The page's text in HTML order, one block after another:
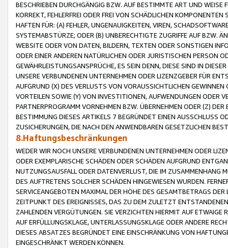
BESCHRIEBEN DURCHGÄNGIG BZW. AUF BESTIMMTE ART UND
KORREKT, FEHLERFREI ODER FREI VON SCHÄDLICHEN
HAFTEN FÜR: (A) FEHLER, UNGENAUIGKEITEN, VIREN,
SYSTEMABSTÜRZE; ODER (B) UNBERECHTIGTE ZUGRIFFE AUF BZW.
WEBSITE ODER VON DATEN, BILDERN, TEXTEN ODER SONSTIGEN
ODER EINER ANDEREN NATÜRLICHEN ODER JURISTISCHEN PERSON
GEWÄHRLEISTUNGSANSPRÜCHE, ES SEIN DENN, DIESE SIND IN
UNSERE VERBUNDENEN UNTERNEHMEN ODER LIZENZGEBER FÜR
AUFGRUND (X) DES VERLUSTS VON VORAUSSICHTLICHEN
VORTEILEN SOWIE (Y) VON INVESTITIONEN, AUFWENDUNGEN ODER
PARTNERPROGRAMM VORNEHMEN BZW. ÜBERNEHMEN ODER (Z)
BESTIMMUNG DIESES ARTIKELS 7 BEGRÜNDET EINEN AUSSCHLUSS
ZUSICHERUNGEN, DIE NACH DEN ANWENDBAREN GESETZLICHEN
8.Haftungsbeschränkungen
WEDER WIR NOCH UNSERE VERBUNDENEN UNTERNEHMEN ODER
ODER EXEMPLARISCHE SCHÄDEN ODER SCHÄDEN AUFGRUND
NUTZUNGSAUSFALL ODER DATENVERLUST, DIE IM ZUSAMMENHANG
DES AUFTRETENS SOLCHER SCHÄDEN HINGEWIESEN WURDEN.
SERVICEANGEBOTEN MAXIMAL DER HÖHE DES GESAMTBETRAGS
ZEITPUNKT DES EREIGNISSES, DAS ZU DEM ZULETZT
ZAHLENDEN VERGÜTUNGEN. SIE VERZICHTEN HIERMIT AUF
AUF ERFÜLLUNGSKLAGE, UNTERLASSUNGSKLAGE ODER ANDERE
DIESES ABSATZES BEGRÜNDET EINE EINSCHRÄNKUNG VON
EINGESCHRÄNKT WERDEN KÖNNEN.